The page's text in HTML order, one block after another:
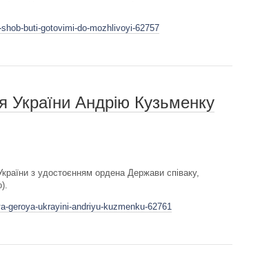
buti-gotovimi-do-mozhlivoyi-62757
України Андрію Кузьменку
з удостоєнням ордена Держави співаку,
geroya-ukrayini-andriyu-kuzmenku-62761